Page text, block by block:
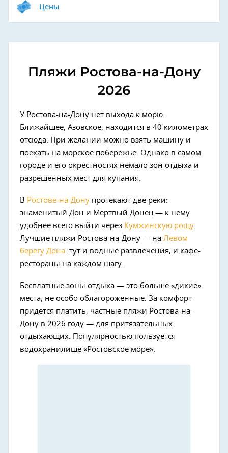
Цены
Пляжи Ростова-на-Дону
2026
У Ростова-на-Дону нет выхода к морю.
Ближайшее, Азовское, находится в 40 километрах
отсюда. При желании можно взять машину и
поехать на морское побережье. Однако в самом
городе и его окрестностях немало зон отдыха и
разрешенных мест для купания.
В Ростове-на-Дону протекают две реки:
знаменитый Дон и Мертвый Донец — к нему
удобнее всего выйти через Кумжинскую рощу.
Лучшие пляжи Ростова-на-Дону — на Левом
берегу Дона: тут и водные развлечения, и кафе-
рестораны на каждом шагу.
Бесплатные зоны отдыха — это больше «дикие»
места, не особо облагороженные. За комфорт
придется платить, частные пляжи Ростова-на-
Дону в 2026 году — для притязательных
отдыхающих. Популярностью пользуется
водохранилище «Ростовское море».